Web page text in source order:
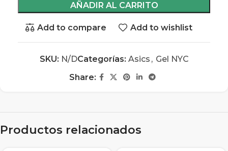
AÑADIR AL CARRITO
Add to compare Add to wishlist
SKU: N/DCategorías: Asics , Gel NYC
Share:
Productos relacionados